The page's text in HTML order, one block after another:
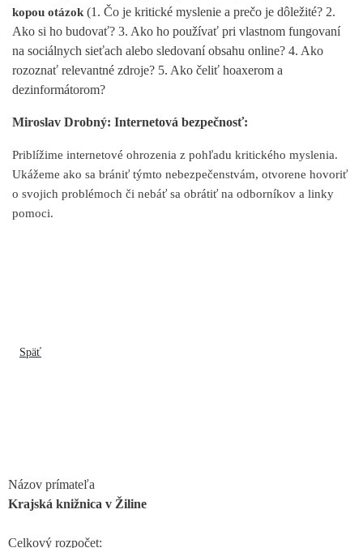
kopou otázok (1. Čo je kritické myslenie a prečo je dôležité? 2.
Ako si ho budovať? 3. Ako ho používať pri vlastnom fungovaní
na sociálnych sieťach alebo sledovaní obsahu online? 4. Ako
rozoznať relevantné zdroje? 5. Ako čeliť hoaxerom a
dezinformátorom?
Miroslav Drobný: Internetová bezpečnosť:
Priblížime internetové ohrozenia z pohľadu kritického myslenia.
Ukážeme ako sa brániť týmto nebezpečenstvám, otvorene hovoriť
o svojich problémoch či nebáť sa obrátiť na odborníkov a linky
pomoci.
Späť
Názov prímateľa
Krajská knižnica v Žiline
Celkový rozpočet: